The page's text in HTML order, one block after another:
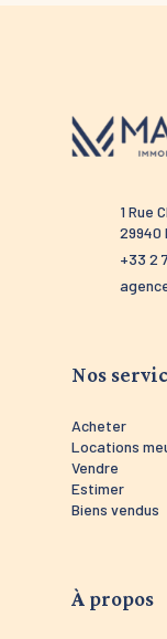
1 Rue
29940 La
+33 2 77
agence-
Nos
Acheter
Locations
Vendre
Estimer
Biens vendus
À propos